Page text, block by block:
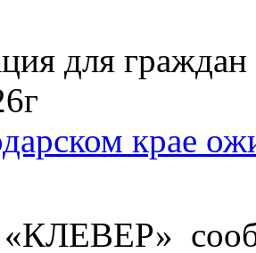
для граждан
крае